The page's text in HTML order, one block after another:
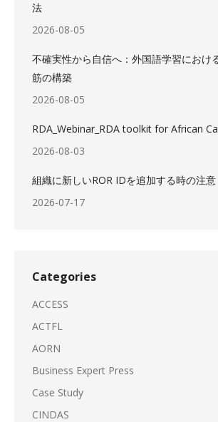
法
2026-08-05
不確実性から自信へ：外国語学習におけ
筋の構築
2026-08-05
RDA_Webinar_RDA toolkit for African
2026-08-03
組織に新しいROR IDを追加する時の注意
2026-07-17
Categories
ACCESS
ACTFL
AORN
Business Expert Press
Case Study
CINDAS